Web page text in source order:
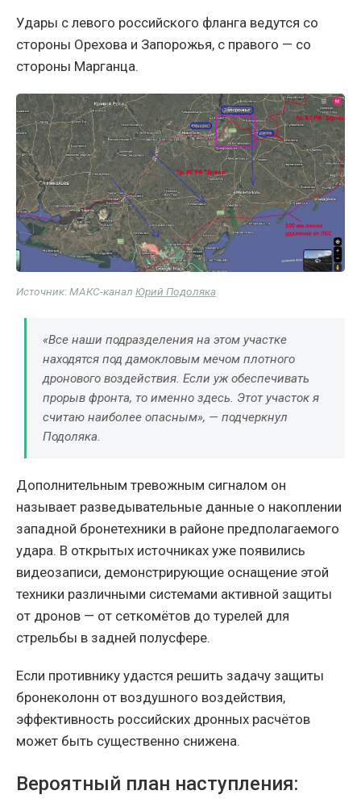
Удары с левого российского фланга ведутся со
стороны Орехова и Запорожья, с правого — со
стороны Марганца.
Источник: МАКС-канал Юрий Подоляка
«Все наши подразделения на этом участке
находятся под дамокловым мечом плотного
дронового воздействия. Если уж обеспечивать
прорыв фронта, то именно здесь. Этот участок я
считаю наиболее опасным», — подчеркнул
Подоляка.
Дополнительным тревожным сигналом он
называет разведывательные данные о накоплении
западной бронетехники в районе предполагаемого
удара. В открытых источниках уже появились
видеозаписи, демонстрирующие оснащение этой
техники различными системами активной защиты
от дронов — от сеткомётов до турелей для
стрельбы в задней полусфере.
Если противнику удастся решить задачу защиты
бронеколонн от воздушного воздействия,
эффективность российских дронных расчётов
может быть существенно снижена.
Вероятный план наступления: